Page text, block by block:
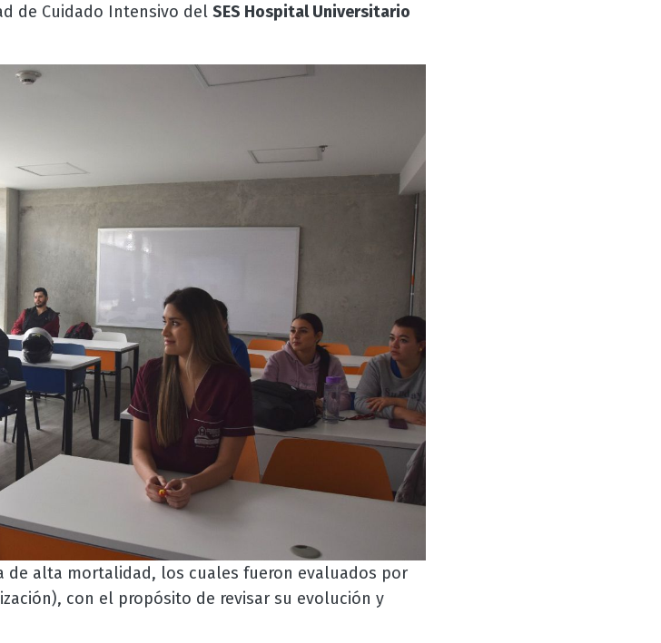
de Cuidado Intensivo del SES Hospital Universitario
de alta mortalidad, los cuales fueron evaluados por
con el propósito de revisar su evolución y